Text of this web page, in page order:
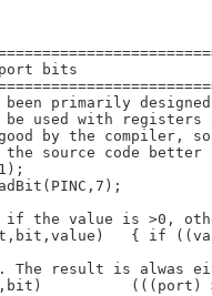
bits
been primarily
used with registers
by the compiler,
source code better
the value is >0,
{ if
The result is alwas
(((port)